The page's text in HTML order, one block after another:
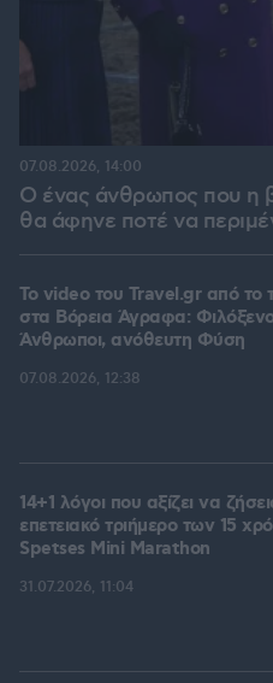
Ο ένας άνθρωπος που η
θα άφηνε ποτέ να
07.08.2026, 14:00
To video του Travel.gr από το
στα Βόρεια Άγραφα:
Άνθρωποι, ανόθευτη Φύση
07.08.2026, 12:38
14+1 λόγοι που αξίζει να
επετειακό τριήμερο των 15
Spetses Mini Marathon
31.07.2026, 11:04